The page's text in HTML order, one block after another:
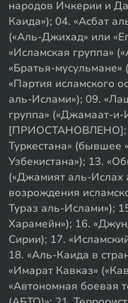
народов Ичкерии и
Каида»); 04. «Асбат
(«Аль-Джихад» или
«Исламская группа»
«Братья-
«Партия исламского
аль-Ислами»); 09.
группа» («Джамаат-
[ПРИОСТАНОВЛЕНО];
Туркестана» (бывшее
Узбекистана»); 13.
(«Джамият аль-Ислах
возрождения
Тураз аль-Ислами»);
Харамейн»); 16.
Сирии); 17.
18. «Аль-Каида в
«Имарат Кавказ»
«Автономная боевая